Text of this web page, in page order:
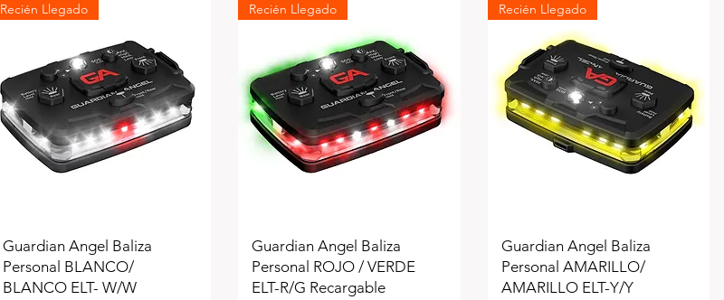
Recién Llegado
Guardian Angel Baliza
Personal BLANCO/
BLANCO ELT- W/W
Recién Llegado
Guardian Angel Baliza
Personal ROJO / VERDE
ELT-R/G Recargable
Recién Llegado
Guardian Angel Baliza
Personal AMARILLO/
AMARILLO ELT-Y/Y